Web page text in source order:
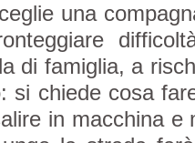
una
di famiglia, a
si chiede cosa
in macchina e